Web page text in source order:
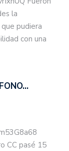
la
pudiera
con una
CC pasé 15